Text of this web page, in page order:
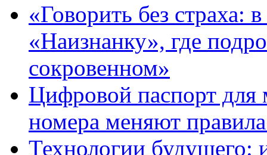
«Говорить без страха:
«Наизнанку», где
сокровенном»
Цифровой паспорт для
номера меняют
Технологии будущего: